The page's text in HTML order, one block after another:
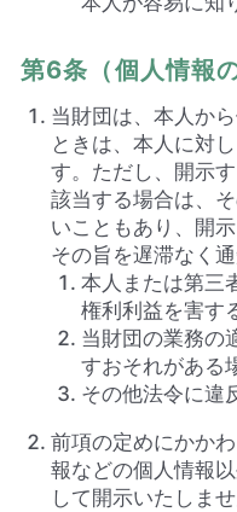
第6条（個人情報
当財団は、本人か
ときは、本人に対
す。ただし、開示
該当する場合は、
いこともあり、開
その旨を遅滞なく通
本人または第三
権利利益を害す
当財団の業務の
すおそれがある
その他法令に違
前項の定めにかか
報などの個人情報
して開示いたしませ